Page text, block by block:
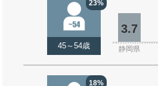
23%
45～54歳
3.7
静岡県
18%